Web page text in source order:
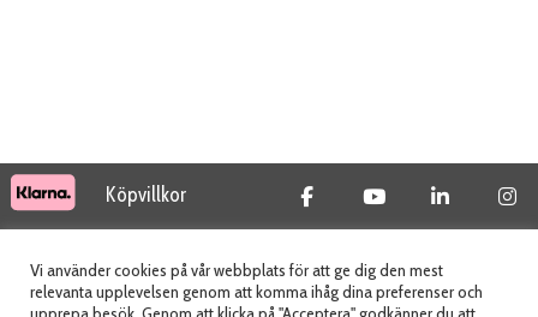
Köpvillkor
© 2026 Tidab AB - All Rights Reserved
Vi använder cookies på vår webbplats för att ge dig den mest
relevanta upplevelsen genom att komma ihåg dina preferenser och